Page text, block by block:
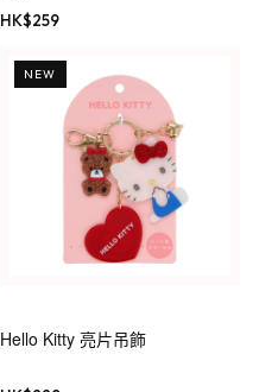
HK$259
NEW
Hello Kitty 亮片吊飾